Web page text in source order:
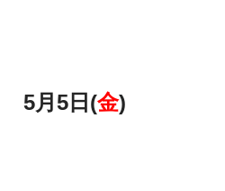
5月5日(金)